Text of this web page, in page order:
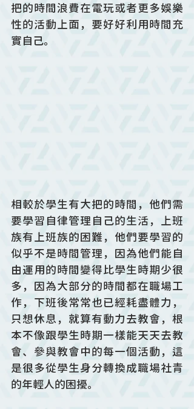
把的時間浪費在電玩或者更多娛樂
性的活動上面，要好好利用時間充
實自己。
相較於學生有大把的時間，他們需
要學習自律管理自己的生活，上班
族有上班族的困難，他們要學習的
似乎不是時間管理，因為他們能自
由運用的時間變得比學生時期少很
多，因為大部分的時間都在職場工
作，下班後常常也已經耗盡體力，
只想休息，就算有動力去教會，根
本不像跟學生時期一樣能天天去教
會、參與教會中的每一個活動，這
是很多從學生身分轉換成職場社青
的年輕人的困擾。